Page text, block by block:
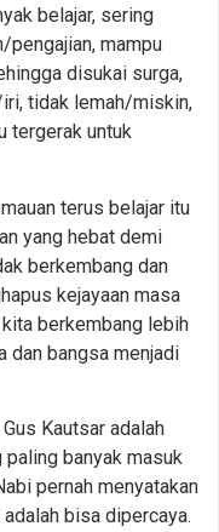
belajar, sering
pengajian, mampu
disukai surga,
iri, tidak lemah/miskin,
tergerak untuk
terus belajar itu
yang hebat demi
berkembang dan
kejayaan masa
berkembang lebih
dan bangsa menjadi
Kautsar adalah
paling banyak masuk
pernah menyatakan
bisa dipercaya.